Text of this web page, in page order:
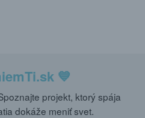
💙
projekt, ktorý spája
dokáže meniť svet.